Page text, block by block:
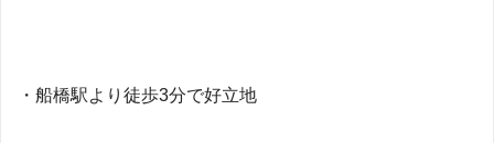
・船橋駅より徒歩3分で好立地